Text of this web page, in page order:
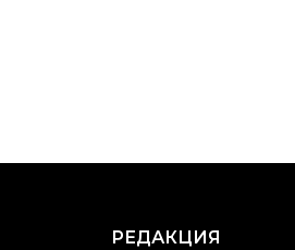
РЕДАКЦИЯ